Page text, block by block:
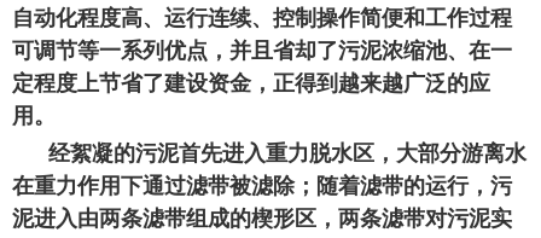
自动化程度高、运行连续、控制操作简便和工作过程
可调节等一系列优点，并且省却了污泥浓缩池、在一
定程度上节省了建设资金，正得到越来越广泛的应
用。
经絮凝的污泥首先进入重力脱水区，大部分游离水
在重力作用下通过滤带被滤除；随着滤带的运行，污
泥进入由两条滤带组成的楔形区，两条滤带对污泥实